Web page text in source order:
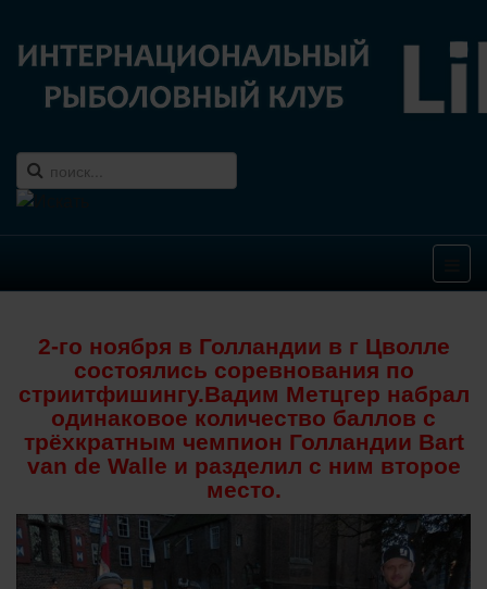
2-го ноября в Голландии в г Цволле
состоялись соревнования по
стриитфишингу.Вадим Метцгер набрал
одинаковое количество баллов с
трёхкратным чемпион Голландии Bart
van de Walle и разделил с ним второе
место.